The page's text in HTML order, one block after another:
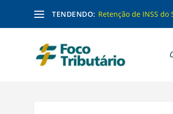
TENDENDO: Retenção de INSS